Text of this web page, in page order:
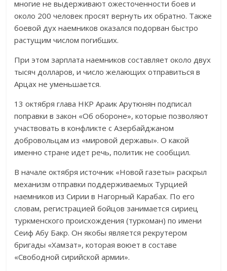
многие не выдерживают ожесточенности боев и
около 200 человек просят вернуть их обратно. Также
боевой дух наемников оказался подорван быстро
растущим числом погибших.
При этом зарплата наемников составляет около двух
тысяч долларов, и число желающих отправиться в
Арцах не уменьшается.
13 октября глава НКР Араик Арутюнян подписал
поправки в закон «Об обороне», которые позволяют
участвовать в конфликте с Азербайджаном
добровольцам из «мировой державы». О какой
именно стране идет речь, политик не сообщил.
В начале октября источник «Новой газеты» раскрыл
механизм отправки поддерживаемых Турцией
наемников из Сирии в Нагорный Карабах. По его
словам, регистрацией бойцов занимается сириец
туркменского происхождения (туркоман) по имени
Сеиф Абу Бакр. Он якобы является рекрутером
бригады «Хамзат», которая воюет в составе
«Свободной сирийской армии».